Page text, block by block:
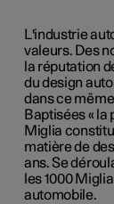
L'industrie
valeurs. Des
la réputation
du design
dans ce
Baptisées « la
Miglia
matière de
ans. Se
les 1000
automobile.